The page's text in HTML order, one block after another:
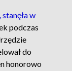
w
podczas
do
honorowo